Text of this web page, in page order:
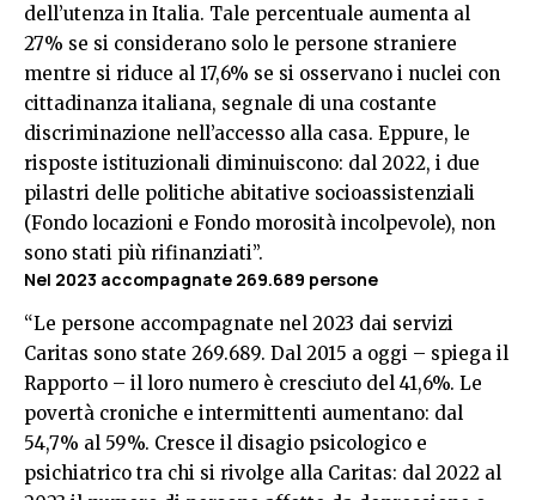
dell’utenza in Italia. Tale percentuale aumenta al
27% se si considerano solo le persone straniere
mentre si riduce al 17,6% se si osservano i nuclei con
cittadinanza italiana, segnale di una costante
discriminazione nell’accesso alla casa. Eppure, le
risposte istituzionali diminuiscono: dal 2022, i due
pilastri delle politiche abitative socioassistenziali
(Fondo locazioni e Fondo morosità incolpevole), non
sono stati più rifinanziati”.
Nel 2023 accompagnate 269.689 persone
“Le persone accompagnate nel 2023 dai servizi
Caritas sono state 269.689. Dal 2015 a oggi – spiega il
Rapporto – il loro numero è cresciuto del 41,6%. Le
povertà croniche e intermittenti aumentano: dal
54,7% al 59%. Cresce il disagio psicologico e
psichiatrico tra chi si rivolge alla Caritas: dal 2022 al